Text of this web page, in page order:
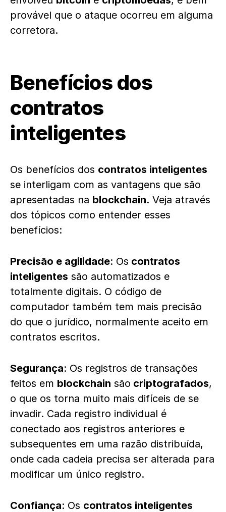
provável que o ataque ocorreu em alguma
corretora.
Benefícios dos
contratos
inteligentes
Os benefícios dos contratos inteligentes
se interligam com as vantagens que são
apresentadas na blockchain. Veja através
dos tópicos como entender esses
benefícios:
Precisão e agilidade: Os contratos
inteligentes são automatizados e
totalmente digitais. O código de
computador também tem mais precisão
do que o jurídico, normalmente aceito em
contratos escritos.
Segurança: Os registros de transações
feitos em blockchain são criptografados,
o que os torna muito mais difíceis de se
invadir. Cada registro individual é
conectado aos registros anteriores e
subsequentes em uma razão distribuída,
onde cada cadeia precisa ser alterada para
modificar um único registro.
Confiança: Os contratos inteligentes